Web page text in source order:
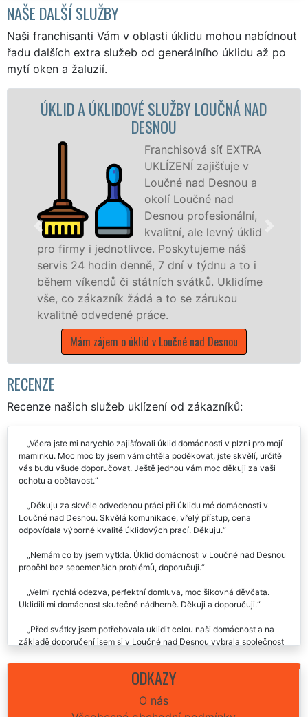
NAŠE DALŠÍ SLUŽBY
Naši franchisanti Vám v oblasti úklidu mohou nabídnout
řadu dalších extra služeb od generálního úklidu až po
mytí oken a žaluzií.
SLUŽBY LOUČNÁ NAD
Franchisová síť EXTRA
UKLÍZENÍ zajišťuje v
Loučné nad Desnou a
okolí Loučné nad
Desnou profesionální,
kvalitní, ale levný úklid
Poskytujeme náš
7 dní v týdnu a to i
státních svátků. Uklidíme
žádá a to se zárukou
práce.
úklid v Loučné nad Desnou
ÚKLIDOVÁ
služby nabízíme
společnosti,
v celém
RECENZE
Recenze našich služeb uklízení od zákazníků:
Včera jste mi narychlo zajišťovali úklid domácnosti v plzni pro mojí
maminku. Moc moc by jsem vám chtěla poděkovat, jste skvělí, určitě
vás budu všude doporučovat. Ještě jednou vám moc děkuji za vaši
ochotu a obětavost.
Děkuju za skvěle odvedenou práci při úklidu mé domácnosti v
Loučné nad Desnou. Skvělá komunikace, vřelý přístup, cena
odpovídala výborné kvalitě úklidových prací. Děkuju.
Nemám co by jsem vytkla. Úklid domácnosti v Loučné nad Desnou
proběhl bez sebemenších problémů, doporučuji.
Velmi rychlá odezva, perfektní domluva, moc šikovná děvčata.
Uklidili mi domácnost skutečně nádherně. Děkuji a doporučuji.
Před svátky jsem potřebovala uklidit celou naši domácnost a na
základě doporučení jsem si v Loučné nad Desnou vybrala společnost
firmu využívat i nadále. Jednoznačně doporučuju.
Dávám palec nahoru, určitě doporučuju.
ODKAZY
O nás